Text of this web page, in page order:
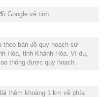
Google vệ tinh.
theo bản đồ quy hoạch sử
Hòa, tỉnh Khánh Hòa. Ví dụ,
thông được quy hoạch.
thêm khoảng 1 km về phía